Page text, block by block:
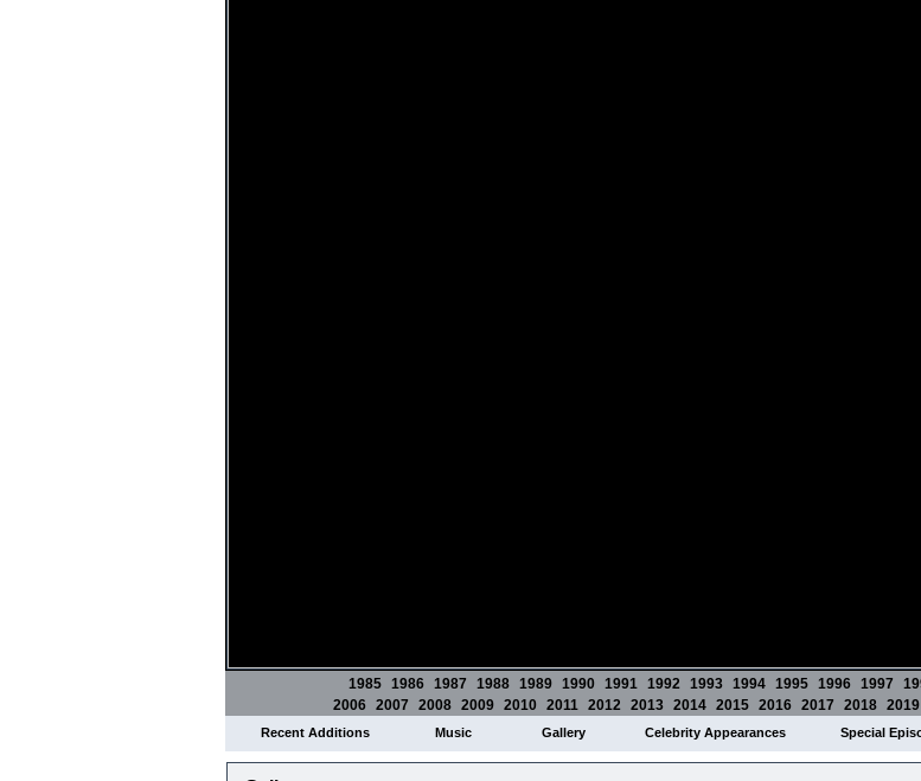
1985 1986 1987 1988 1989 1990 1991 1992 1993 1994 1995 1996 1997
2006 2007 2008 2009 2010 2011 2012 2013 2014 2015 2016 2017 2018 2019
Recent Additions Music Gallery Celebrity Appearances Special